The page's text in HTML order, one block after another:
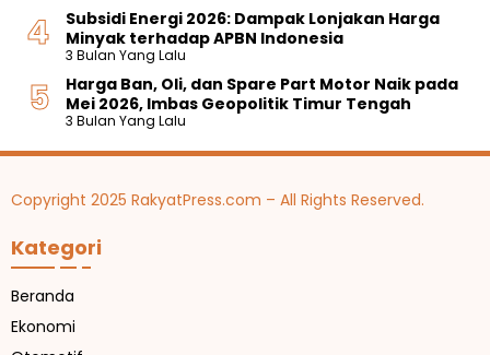
Subsidi Energi 2026: Dampak Lonjakan Harga
Minyak terhadap APBN Indonesia
3 Bulan Yang Lalu
Harga Ban, Oli, dan Spare Part Motor Naik pada
Mei 2026, Imbas Geopolitik Timur Tengah
3 Bulan Yang Lalu
Copyright 2025 RakyatPress.com – All Rights Reserved.
Kategori
Beranda
Ekonomi